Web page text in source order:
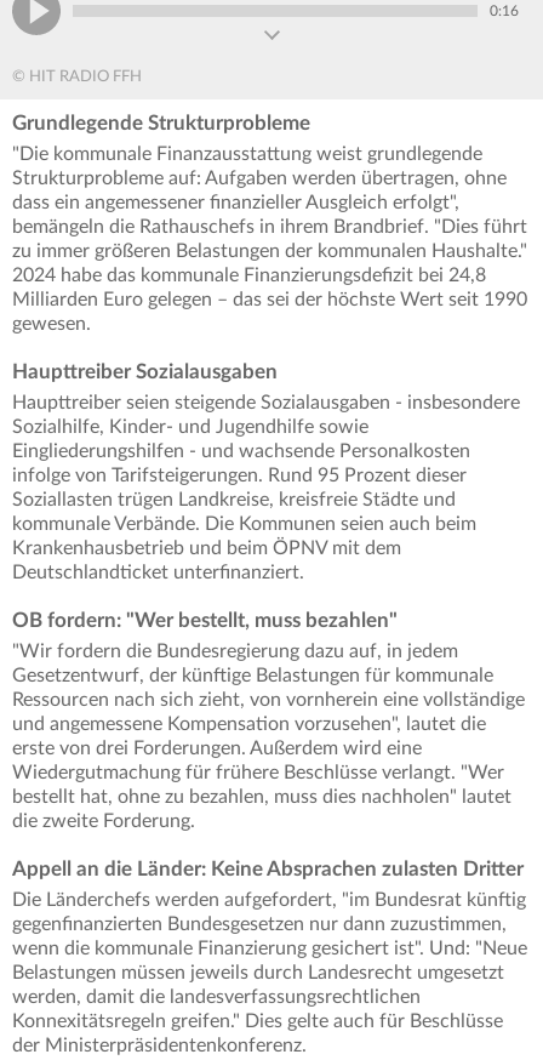
0:16
© HIT RADIO FFH
Grundlegende Strukturprobleme
"Die kommunale Finanzausstattung weist grundlegende
Strukturprobleme auf: Aufgaben werden übertragen, ohne
dass ein angemessener finanzieller Ausgleich erfolgt",
bemängeln die Rathauschefs in ihrem Brandbrief. "Dies führt
zu immer größeren Belastungen der kommunalen Haushalte."
2024 habe das kommunale Finanzierungsdefizit bei 24,8
Milliarden Euro gelegen – das sei der höchste Wert seit 1990
gewesen.
Haupttreiber Sozialausgaben
Haupttreiber seien steigende Sozialausgaben - insbesondere
Sozialhilfe, Kinder- und Jugendhilfe sowie
Eingliederungshilfen - und wachsende Personalkosten
infolge von Tarifsteigerungen. Rund 95 Prozent dieser
Soziallasten trügen Landkreise, kreisfreie Städte und
kommunale Verbände. Die Kommunen seien auch beim
Krankenhausbetrieb und beim ÖPNV mit dem
Deutschlandticket unterfinanziert.
OB fordern: "Wer bestellt, muss bezahlen"
"Wir fordern die Bundesregierung dazu auf, in jedem
Gesetzentwurf, der künftige Belastungen für kommunale
Ressourcen nach sich zieht, von vornherein eine vollständige
und angemessene Kompensation vorzusehen", lautet die
erste von drei Forderungen. Außerdem wird eine
Wiedergutmachung für frühere Beschlüsse verlangt. "Wer
bestellt hat, ohne zu bezahlen, muss dies nachholen" lautet
die zweite Forderung.
Appell an die Länder: Keine Absprachen zulasten Dritter
Die Länderchefs werden aufgefordert, "im Bundesrat künftig
gegenfinanzierten Bundesgesetzen nur dann zuzustimmen,
wenn die kommunale Finanzierung gesichert ist". Und: "Neue
Belastungen müssen jeweils durch Landesrecht umgesetzt
werden, damit die landesverfassungsrechtlichen
Konnexitätsregeln greifen." Dies gelte auch für Beschlüsse
der Ministerpräsidentenkonferenz.